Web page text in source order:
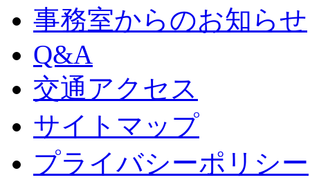
事務室からのお知らせ
Q&A
交通アクセス
サイトマップ
プライバシーポリシー